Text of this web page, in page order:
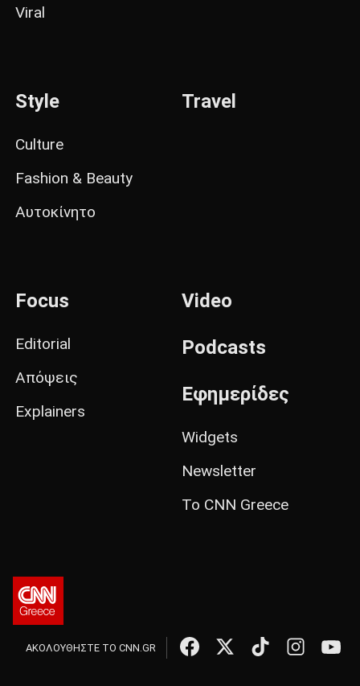
Viral
Style
Culture
Fashion & Beauty
Αυτοκίνητο
Travel
Focus
Editorial
Απόψεις
Explainers
Video
Podcasts
Εφημερίδες
Widgets
Newsletter
Το CNN Greece
ΑΚΟΛΟΥΘΗΣΤΕ ΤΟ CNN.GR